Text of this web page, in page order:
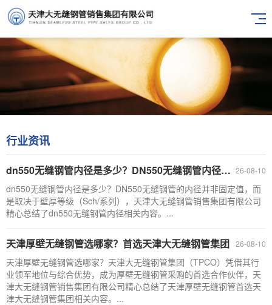
行业资讯
26-08-10
dn550无缝钢管内径是多少？DN550无缝钢管内径取决于壁厚（附：常见壁厚对应的内径）
dn550无缝钢管内径是多少？DN550无缝钢管的内径并非固定值，而
是取决于壁厚等级（Sch/系列），天津大无缝钢管销售集团有限公司
精心总结了dn550无缝钢管内径相关内容。...
26-08-10
天津厚壁无缝钢管选哪家？首选天津大无缝钢管集团
天津厚壁无缝钢管选哪家？天津大无缝钢管集团（TPCO）凭借其行
业领军地位与综合优势，成为厚壁无缝钢管采购的首选合作伙伴，天
津大无缝钢管销售集团有限公司精心总结了天津厚壁无缝钢管首选天
津大无缝钢管集团相关内容。...